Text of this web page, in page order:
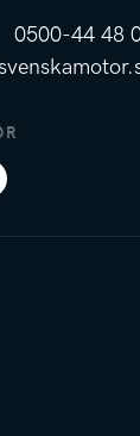
0500-44 48